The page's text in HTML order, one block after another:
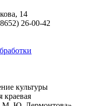
14
26-00-42
культуры
краевая